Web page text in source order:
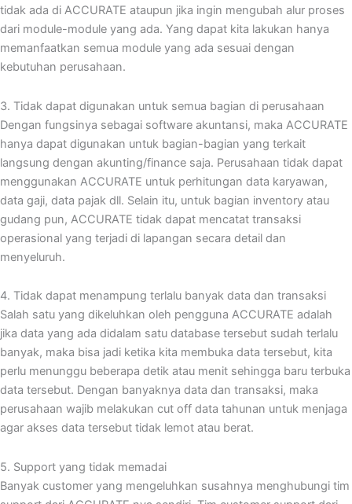
tidak ada di ACCURATE ataupun jika ingin mengubah alur proses
dari module-module yang ada. Yang dapat kita lakukan hanya
memanfaatkan semua module yang ada sesuai dengan
kebutuhan perusahaan.
3. Tidak dapat digunakan untuk semua bagian di perusahaan
Dengan fungsinya sebagai software akuntansi, maka ACCURATE
hanya dapat digunakan untuk bagian-bagian yang terkait
langsung dengan akunting/finance saja. Perusahaan tidak dapat
menggunakan ACCURATE untuk perhitungan data karyawan,
data gaji, data pajak dll. Selain itu, untuk bagian inventory atau
gudang pun, ACCURATE tidak dapat mencatat transaksi
operasional yang terjadi di lapangan secara detail dan
menyeluruh.
4. Tidak dapat menampung terlalu banyak data dan transaksi
Salah satu yang dikeluhkan oleh pengguna ACCURATE adalah
jika data yang ada didalam satu database tersebut sudah terlalu
banyak, maka bisa jadi ketika kita membuka data tersebut, kita
perlu menunggu beberapa detik atau menit sehingga baru terbuka
data tersebut. Dengan banyaknya data dan transaksi, maka
perusahaan wajib melakukan cut off data tahunan untuk menjaga
agar akses data tersebut tidak lemot atau berat.
5. Support yang tidak memadai
Banyak customer yang mengeluhkan susahnya menghubungi tim